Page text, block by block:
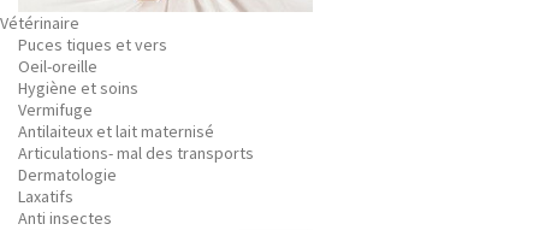
Vétérinaire
Puces tiques et vers
Oeil-oreille
Hygiène et soins
Vermifuge
Antilaiteux et lait maternisé
Articulations- mal des transports
Dermatologie
Laxatifs
Anti insectes